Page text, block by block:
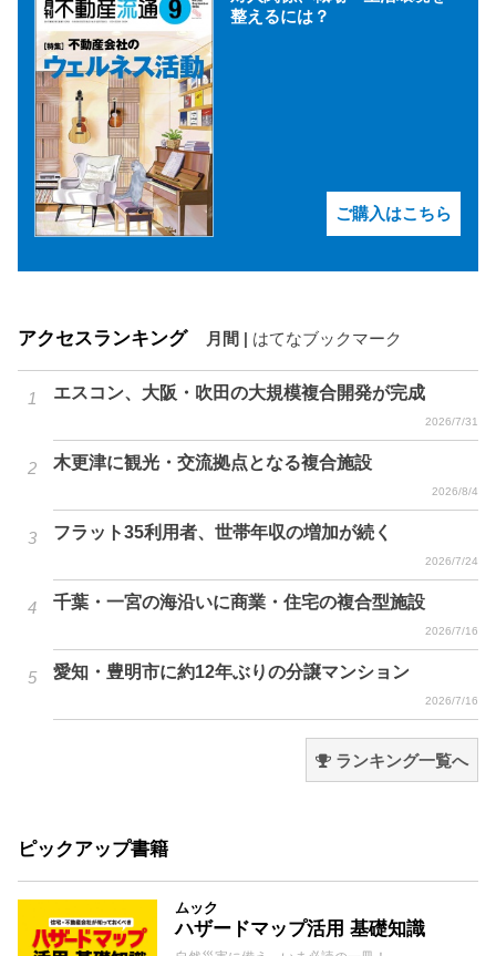
整えるには？
ご購入はこちら
アクセスランキング 月間 はてなブックマーク
エスコン、大阪・吹田の大規模複合開発が完成
2026/7/31
木更津に観光・交流拠点となる複合施設
2026/8/4
フラット35利用者、世帯年収の増加が続く
2026/7/24
千葉・一宮の海沿いに商業・住宅の複合型施設
2026/7/16
愛知・豊明市に約12年ぶりの分譲マンション
2026/7/16
ランキング一覧へ
ピックアップ書籍
ムック
ハザードマップ活用 基礎知識